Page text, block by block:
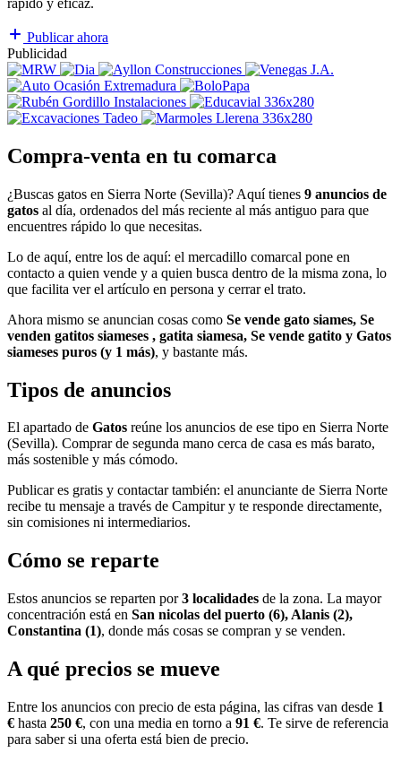
Publicar ahora
Publicidad
Compra-venta en tu comarca
¿Buscas gatos en Sierra Norte (Sevilla)? Aquí tienes 9 anuncios de
gatos al día, ordenados del más reciente al más antiguo para que
encuentres rápido lo que necesitas.
Lo de aquí, entre los de aquí: el mercadillo comarcal pone en
contacto a quien vende y a quien busca dentro de la misma zona, lo
que facilita ver el artículo en persona y cerrar el trato.
Ahora mismo se anuncian cosas como Se vende gato siames, Se
venden gatitos siameses , gatita siamesa, Se vende gatito y Gatos
siameses puros (y 1 más), y bastante más.
Tipos de anuncios
El apartado de Gatos reúne los anuncios de ese tipo en Sierra Norte
(Sevilla). Comprar de segunda mano cerca de casa es más barato,
más sostenible y más cómodo.
Publicar es gratis y contactar también: el anunciante de Sierra Norte
recibe tu mensaje a través de Campitur y te responde directamente,
sin comisiones ni intermediarios.
Cómo se reparte
Estos anuncios se reparten por3 localidades de la zona. La mayor
concentración está en San nicolas del puerto (6), Alanis (2),
Constantina (1), donde más cosas se compran y se venden.
A qué precios se mueve
Entre los anuncios con precio de esta página, las cifras van desde 1
€ hasta 250 €, con una media en torno a 91 €. Te sirve de referencia
para saber si una oferta está bien de precio.